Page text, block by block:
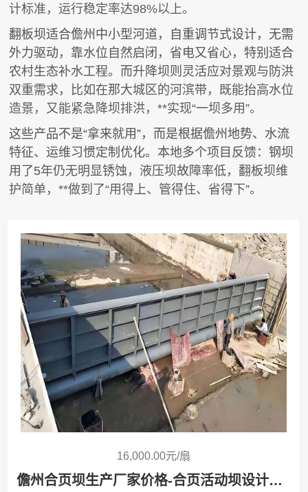
计标准，运行稳定率达98%以上。
翻板坝适合儋州中小型河道，自重调节式设计，无需
外力驱动，靠水位自然启闭，省电又省心，特别适合
农村生态补水工程。而升降坝则灵活应对景观与防洪
双重需求，比如在那大城区的河滨带，既能抬高水位
造景，又能紧急降坝排洪，**实现“一坝多用”。
这些产品不是“拿来就用”，而是根据儋州地势、水流
特征、运维习惯定制优化。本地多个项目反馈：钢坝
用了5年仍无明显锈蚀，液压坝故障率低，翻板坝维
护简单，**做到了“用得上、管得住、省得下”。
16,000.00元/扇
儋州合页坝生产厂家价格-合页活动坝设计安装方案定制